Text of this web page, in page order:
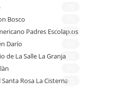
Bosco
Padres Escolapios
(1)
Darío
de La Salle La Granja
Rosa La Cisterna(1)